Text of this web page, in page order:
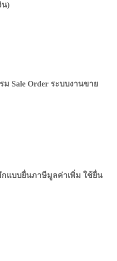
น)
ม Sale Order ระบบงานขาย
กแบบยื่นภาษีมูลค่าเพิ่ม ใช้ยื่น